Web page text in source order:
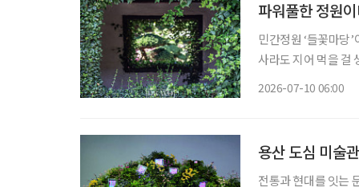
파워풀한 정원
민간정원 ‘들꽃마당
사라도 지어 먹을 걸
2026-07-10 06:00
용산 도심 미술
전통과 현대를 잇는 문화공간 한여름의 도시는 뜨겁다. 멀리 떠